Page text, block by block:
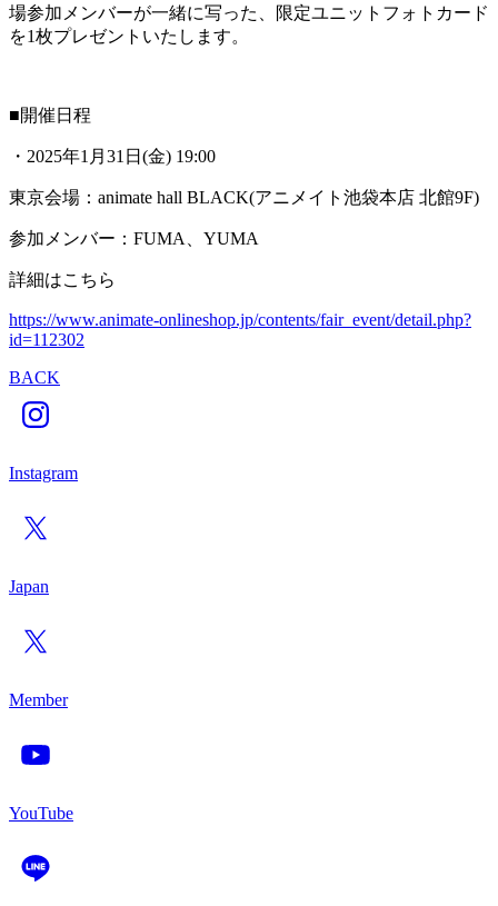
場参加メンバーが一緒に写った、限定ユニットフォトカード
を1枚プレゼントいたします。
■開催日程
・2025年1月31日(金) 19:00
東京会場：animate hall BLACK(アニメイト池袋本店 北館9F)
参加メンバー：FUMA、YUMA
詳細はこちら
https://www.animate-onlineshop.jp/contents/fair_event/detail.php?
id=112302
BACK
Instagram
Japan
Member
YouTube